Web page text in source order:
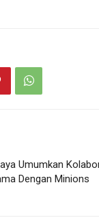
Umumkan
Dengan Minions